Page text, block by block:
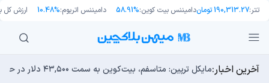
تتر:190,313.27 تومان دامیننس بیت کوین:58.91% دامیننس اتریوم:10.48% ارزش کل
آخرین اخبار:مایکل ترپین: متاسفم، بیت‌کوین به سمت ۴۳,۵۰۰ دلار در حال سقوط است
توسعه‌دهندگان بیت‌کوین ۸۵ باگ بحرانی را در یک وضعیت «فوق‌العاده بد» شناسایی کردند
اوج‌گیری طلا با تقاضای چین؛ چرا قیمت بیت کوین در ۶۴ هزار دلار درجا می‌زند؟
بدترین نمودار برای گاوهای بیت کوین؛ آیا دوران رالی‌های
انتقال ۶۶ میلیون دلاری بیت کوین توسط مایکرواستراتژی؛ آیا فشار فروش جدیدی در راه است؟